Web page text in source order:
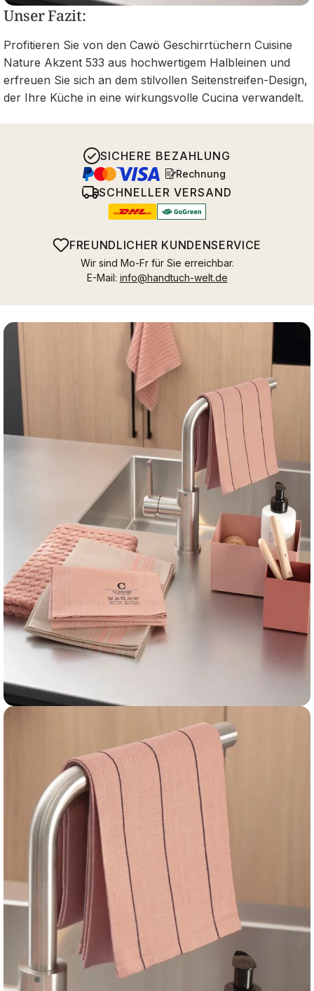
Unser Fazit:
Profitieren Sie von den Cawö Geschirrtüchern Cuisine
Nature Akzent 533 aus hochwertigem Halbleinen und
erfreuen Sie sich an dem stilvollen Seitenstreifen-Design,
der Ihre Küche in eine wirkungsvolle Cucina verwandelt.
SICHERE BEZAHLUNG
Rechnung
SCHNELLER VERSAND
FREUNDLICHER KUNDENSERVICE
Wir sind Mo-Fr für Sie erreichbar.
E-Mail: info@handtuch-welt.de